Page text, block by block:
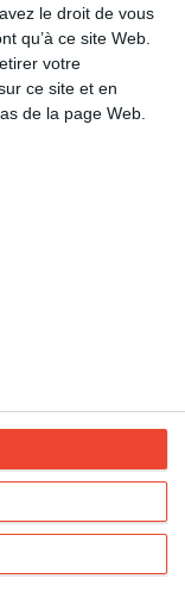
le droit de vous
qu’à ce site Web.
votre
ce site et en
de la page Web.
occasions :